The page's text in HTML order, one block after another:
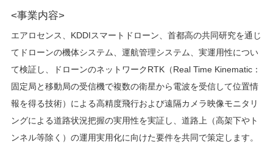
<事業内容>
エアロセンス、KDDIスマートドローン、首都高の共同研究を通じ
てドローンの機体システム、運航管理システム、実運用性につい
て検証し、ドローンのネットワークRTK（Real Time Kinematic：
固定局と移動局の受信機で複数の衛星から電波を受信して位置情
報を得る技術）による高精度飛行および遠隔カメラ映像モニタリ
ングによる道路状況把握の実用性を実証し、道路上（高架下やト
ンネル等除く）の運用実用化に向けた要件を共同で策定します。